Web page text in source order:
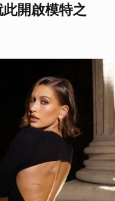
開啟模特之